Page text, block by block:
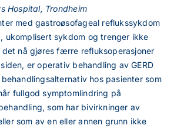
Hospital, Trondheim
med gastroøsofageal reflukssykdom
ukomplisert sykdom og trenger ikke
det nå gjøres færre refluksoperasjoner
er operativ behandling av GERD
hos pasienter som
fullgod symptomlindring på
som har bivirkninger av
som av en eller annen grunn ikke